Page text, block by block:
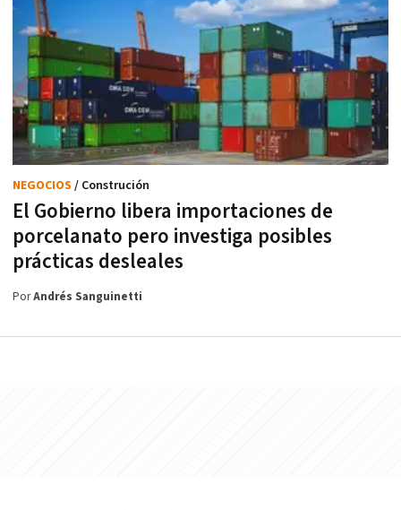
El Gobierno libera importaciones de
porcelanato pero investiga posibles
prácticas desleales
NEGOCIOS / Construción
PorAndrés Sanguinetti